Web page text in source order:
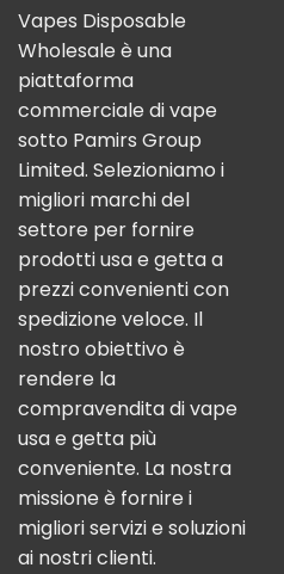
Vapes Disposable
Wholesale è una
piattaforma
commerciale di vape
sotto Pamirs Group
Limited. Selezioniamo i
migliori marchi del
settore per fornire
prodotti usa e getta a
prezzi convenienti con
spedizione veloce. Il
nostro obiettivo è
rendere la
compravendita di vape
usa e getta più
conveniente. La nostra
missione è fornire i
migliori servizi e soluzioni
ai nostri clienti.